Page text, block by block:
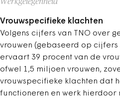
Vrouwspecifieke klachten
Volgens cijfers van TNO over
vrouwen (gebaseerd op cijfers
ervaart 39 procent van de
ofwel 1,5 miljoen vrouwen,
vrouwspecifieke klachten dat
functioneren en werk hierdoor